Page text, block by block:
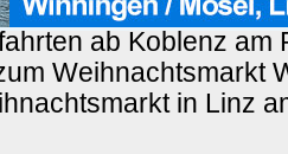
ab Koblenz am
Weihnachtsmarkt
in Linz